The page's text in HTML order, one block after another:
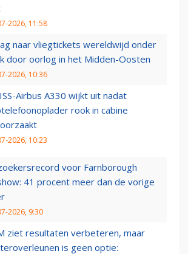
2026, 11:58
naar vliegtickets wereldwijd onder
door oorlog in het Midden-Oosten
2026, 10:36
Airbus A330 wijkt uit nadat
rook in cabine
2026, 10:23
voor Farnborough
41 procent meer dan de vorige
2026, 9:30
ziet resultaten verbeteren, maar
is geen optie: